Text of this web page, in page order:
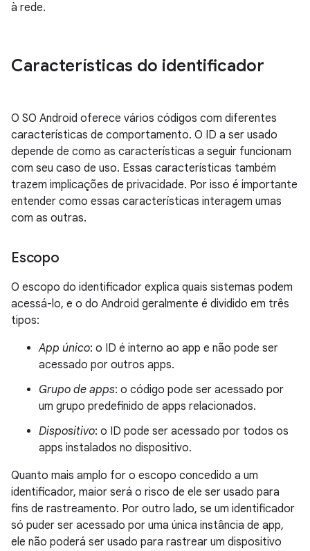
à rede.
Características do identificador
O SO Android oferece vários códigos com diferentes
características de comportamento. O ID a ser usado
depende de como as características a seguir funcionam
com seu caso de uso. Essas características também
trazem implicações de privacidade. Por isso é importante
entender como essas características interagem umas
com as outras.
Escopo
O escopo do identificador explica quais sistemas podem
acessá-lo, e o do Android geralmente é dividido em três
tipos:
App único: o ID é interno ao app e não pode ser
acessado por outros apps.
Grupo de apps: o código pode ser acessado por
um grupo predefinido de apps relacionados.
Dispositivo: o ID pode ser acessado por todos os
apps instalados no dispositivo.
Quanto mais amplo for o escopo concedido a um
identificador, maior será o risco de ele ser usado para
fins de rastreamento. Por outro lado, se um identificador
só puder ser acessado por uma única instância de app,
ele não poderá ser usado para rastrear um dispositivo